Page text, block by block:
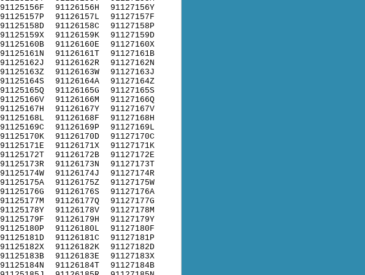
91125156F
91125157P
91125158D
91125159X
91125160B
91125161N
91125162J
91125163Z
91125164S
91125165Q
91125166V
91125167H
91125168L
91125169C
91125170K
91125171E
91125172T
91125173R
91125174W
91125175A
91125176G
91125177M
91125178Y
91125179F
91125180P
91125181D
91125182X
91125183B
91125184N
91126156H
91126157L
91126158C
91126159K
91126160E
91126161T
91126162R
91126163W
91126164A
91126165G
91126166M
91126167Y
91126168F
91126169P
91126170D
91126171X
91126172B
91126173N
91126174J
91126175Z
91126176S
91126177Q
91126178V
91126179H
91126180L
91126181C
91126182K
91126183E
91126184T
91127156Y
91127157F
91127158P
91127159D
91127160X
91127161B
91127162N
91127163J
91127164Z
91127165S
91127166Q
91127167V
91127168H
91127169L
91127170C
91127171K
91127172E
91127173T
91127174R
91127175W
91127176A
91127177G
91127178M
91127179Y
91127180F
91127181P
91127182D
91127183X
91127184B